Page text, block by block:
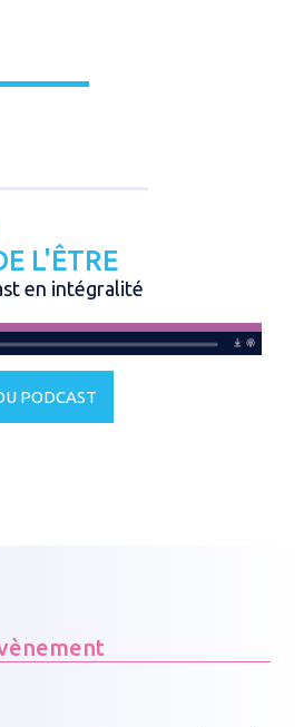
L'ÊTRE
en intégralité
PODCAST